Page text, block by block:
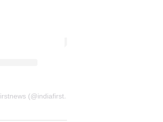
A post shared by india-firstnews (@indiafirstnewsbkn)